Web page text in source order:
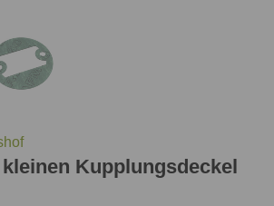
Kupplungsdeckel